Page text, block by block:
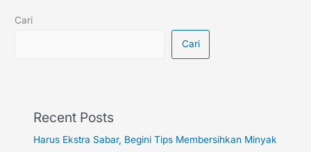
Cari
Cari
Recent Posts
Harus Ekstra Sabar, Begini Tips Membersihkan Minyak